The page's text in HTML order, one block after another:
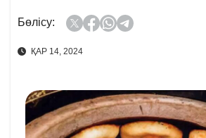
Бөлісу:
ҚАР 14, 2024